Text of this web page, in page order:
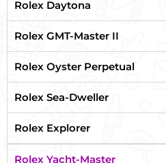
Rolex Daytona
Rolex GMT-Master II
Rolex Oyster Perpetual
Rolex Sea-Dweller
Rolex Explorer
Rolex Yacht-Master